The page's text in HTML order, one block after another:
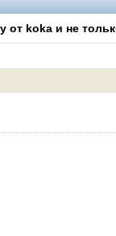
от koka и не